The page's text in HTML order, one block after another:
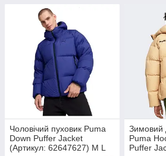
Чоловічий пуховик Puma
Down Puffer Jacket
(Артикул: 62647627) M L
Зимовий
Puma
Puffer